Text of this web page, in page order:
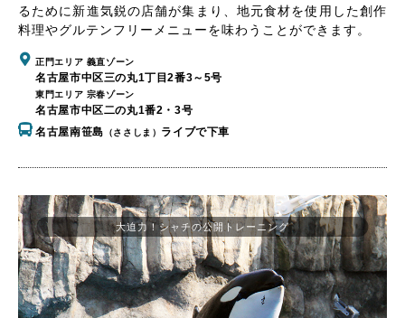
るために新進気鋭の店舗が集まり、地元食材を使用した創作
料理やグルテンフリーメニューを味わうことができます。
正門エリア 義直ゾーン
名古屋市中区三の丸1丁目2番3～5号
東門エリア 宗春ゾーン
名古屋市中区二の丸1番2・3号
名古屋南笹島 （ささしま） ライブで下車
大迫力！シャチの公開トレーニング